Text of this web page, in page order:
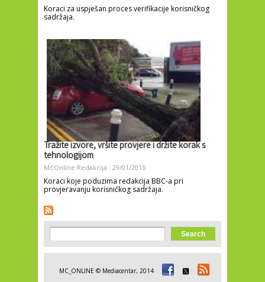
Koraci za uspješan proces verifikacije korisničkog
sadržaja.
Tražite izvore, vršite provjere i držite korak s
tehnologijom
MCOnline Redakcija 29/01/2015
Koraci koje poduzima redakcija BBC-a pri
provjeravanju korisničkog sadržaja.
Search form
Search
MC_ONLINE © Mediacentar, 2014